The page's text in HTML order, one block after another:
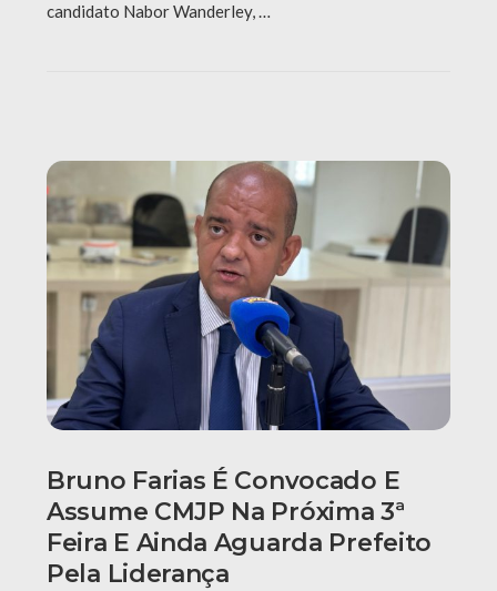
candidato Nabor Wanderley, …
Bruno Farias É Convocado E
Assume CMJP Na Próxima 3ª
Feira E Ainda Aguarda Prefeito
Pela Liderança